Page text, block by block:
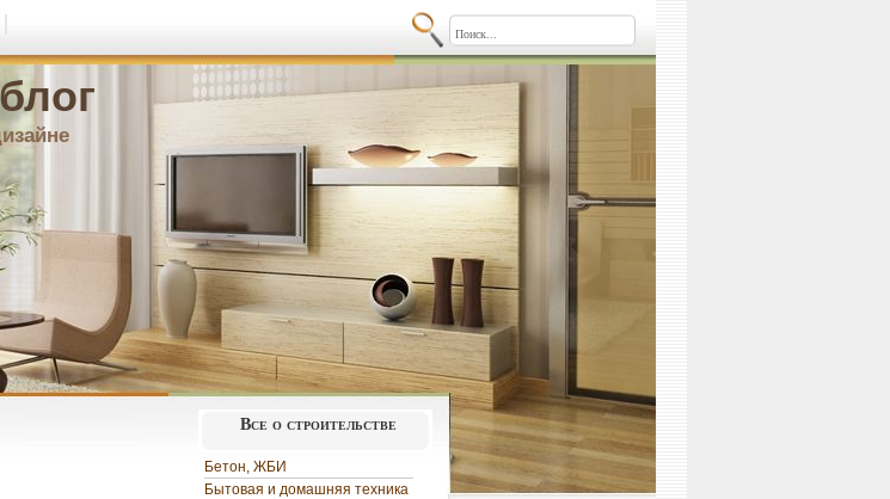
Все о строительстве
Бетон, ЖБИ
Бытовая и домашняя техника